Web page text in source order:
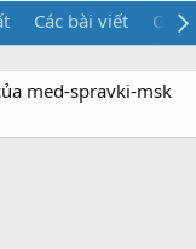
Các bài viết Giới
med-spravki-msk